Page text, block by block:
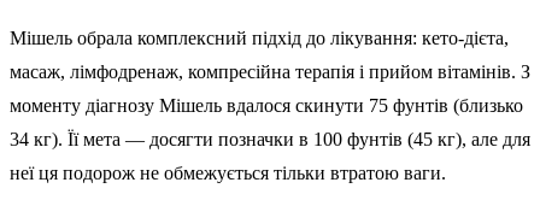
Мішель обрала комплексний підхід до лікування: кето-дієта,
масаж, лімфодренаж, компресійна терапія і прийом вітамінів. З
моменту діагнозу Мішель вдалося скинути 75 фунтів (близько
34 кг). Її мета — досягти позначки в 100 фунтів (45 кг), але для
неї ця подорож не обмежується тільки втратою ваги.